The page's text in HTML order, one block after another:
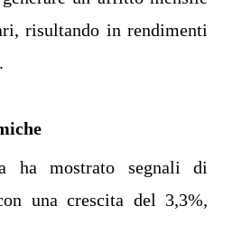
risultando in rendimenti
ha mostrato segnali di
una crescita del 3,3%,